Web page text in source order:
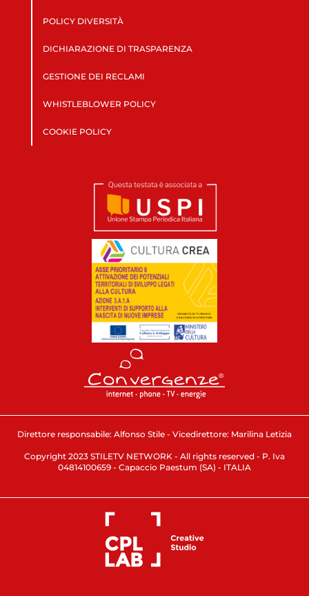
POLICY DIVERSITÀ
DICHIARAZIONE DI TRASPARENZA
GESTIONE DEI RECLAMI
WHISTLEBLOWER POLICY
COOKIE POLICY
Direttore responsabile: Alfonso Stile - Vicedirettore: Marilina Letizia
Copyright 2023 STILETV NETWORK - All rights reserved - P. Iva
04814100659 - Capaccio Paestum (SA) - ITALIA